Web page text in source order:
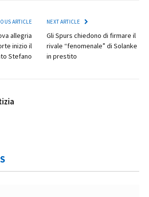
ARTICLE
allegria
inizio il
Stefano
NEXT ARTICLE
Gli Spurs chiedono di firmare il
rivale “fenomenale” di Solanke
in prestito